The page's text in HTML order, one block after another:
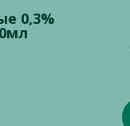
0,3%